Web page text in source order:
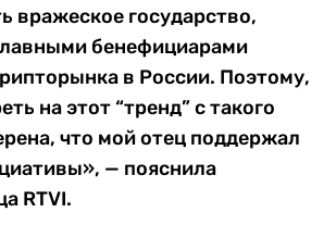
вражеское государство,
бенефициарами
в России. Поэтому,
на этот “тренд” с такого
что мой отец поддержал
— пояснила
RTVI.